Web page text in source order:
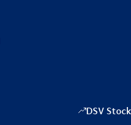
DSV Stock